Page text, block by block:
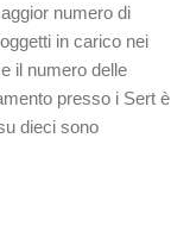
numero di
in carico nei
il numero delle
presso i Sert è
dieci sono